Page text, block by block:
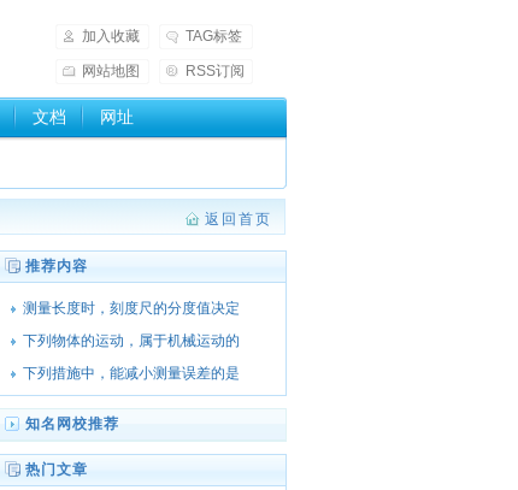
加入收藏 TAG标签
网站地图 RSS订阅
文档 网址
返回首页
推荐内容
测量长度时，刻度尺的分度值决定
下列物体的运动，属于机械运动的
下列措施中，能减小测量误差的是
知名网校推荐
热门文章